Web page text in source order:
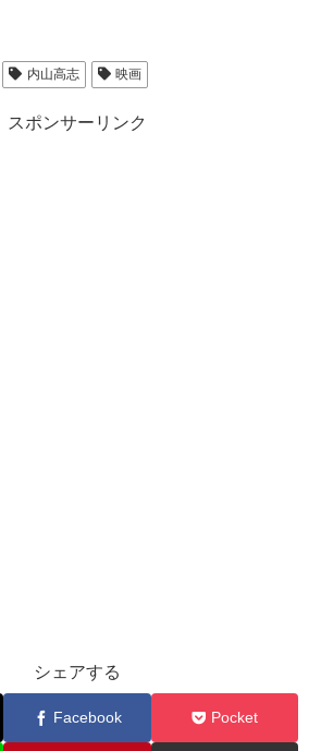
内山高志 映画
スポンサーリンク
シェアする
Facebook Pocket